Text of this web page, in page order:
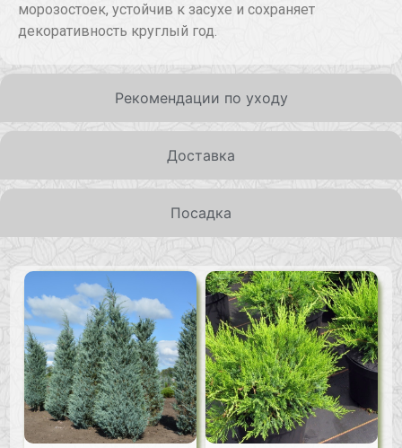
Рекомендации по уходу
Доставка
Посадка
морозостоек, устойчив к засухе и сохраняет
декоративность круглый год.